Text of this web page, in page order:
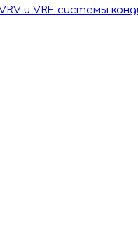
и VRF системы